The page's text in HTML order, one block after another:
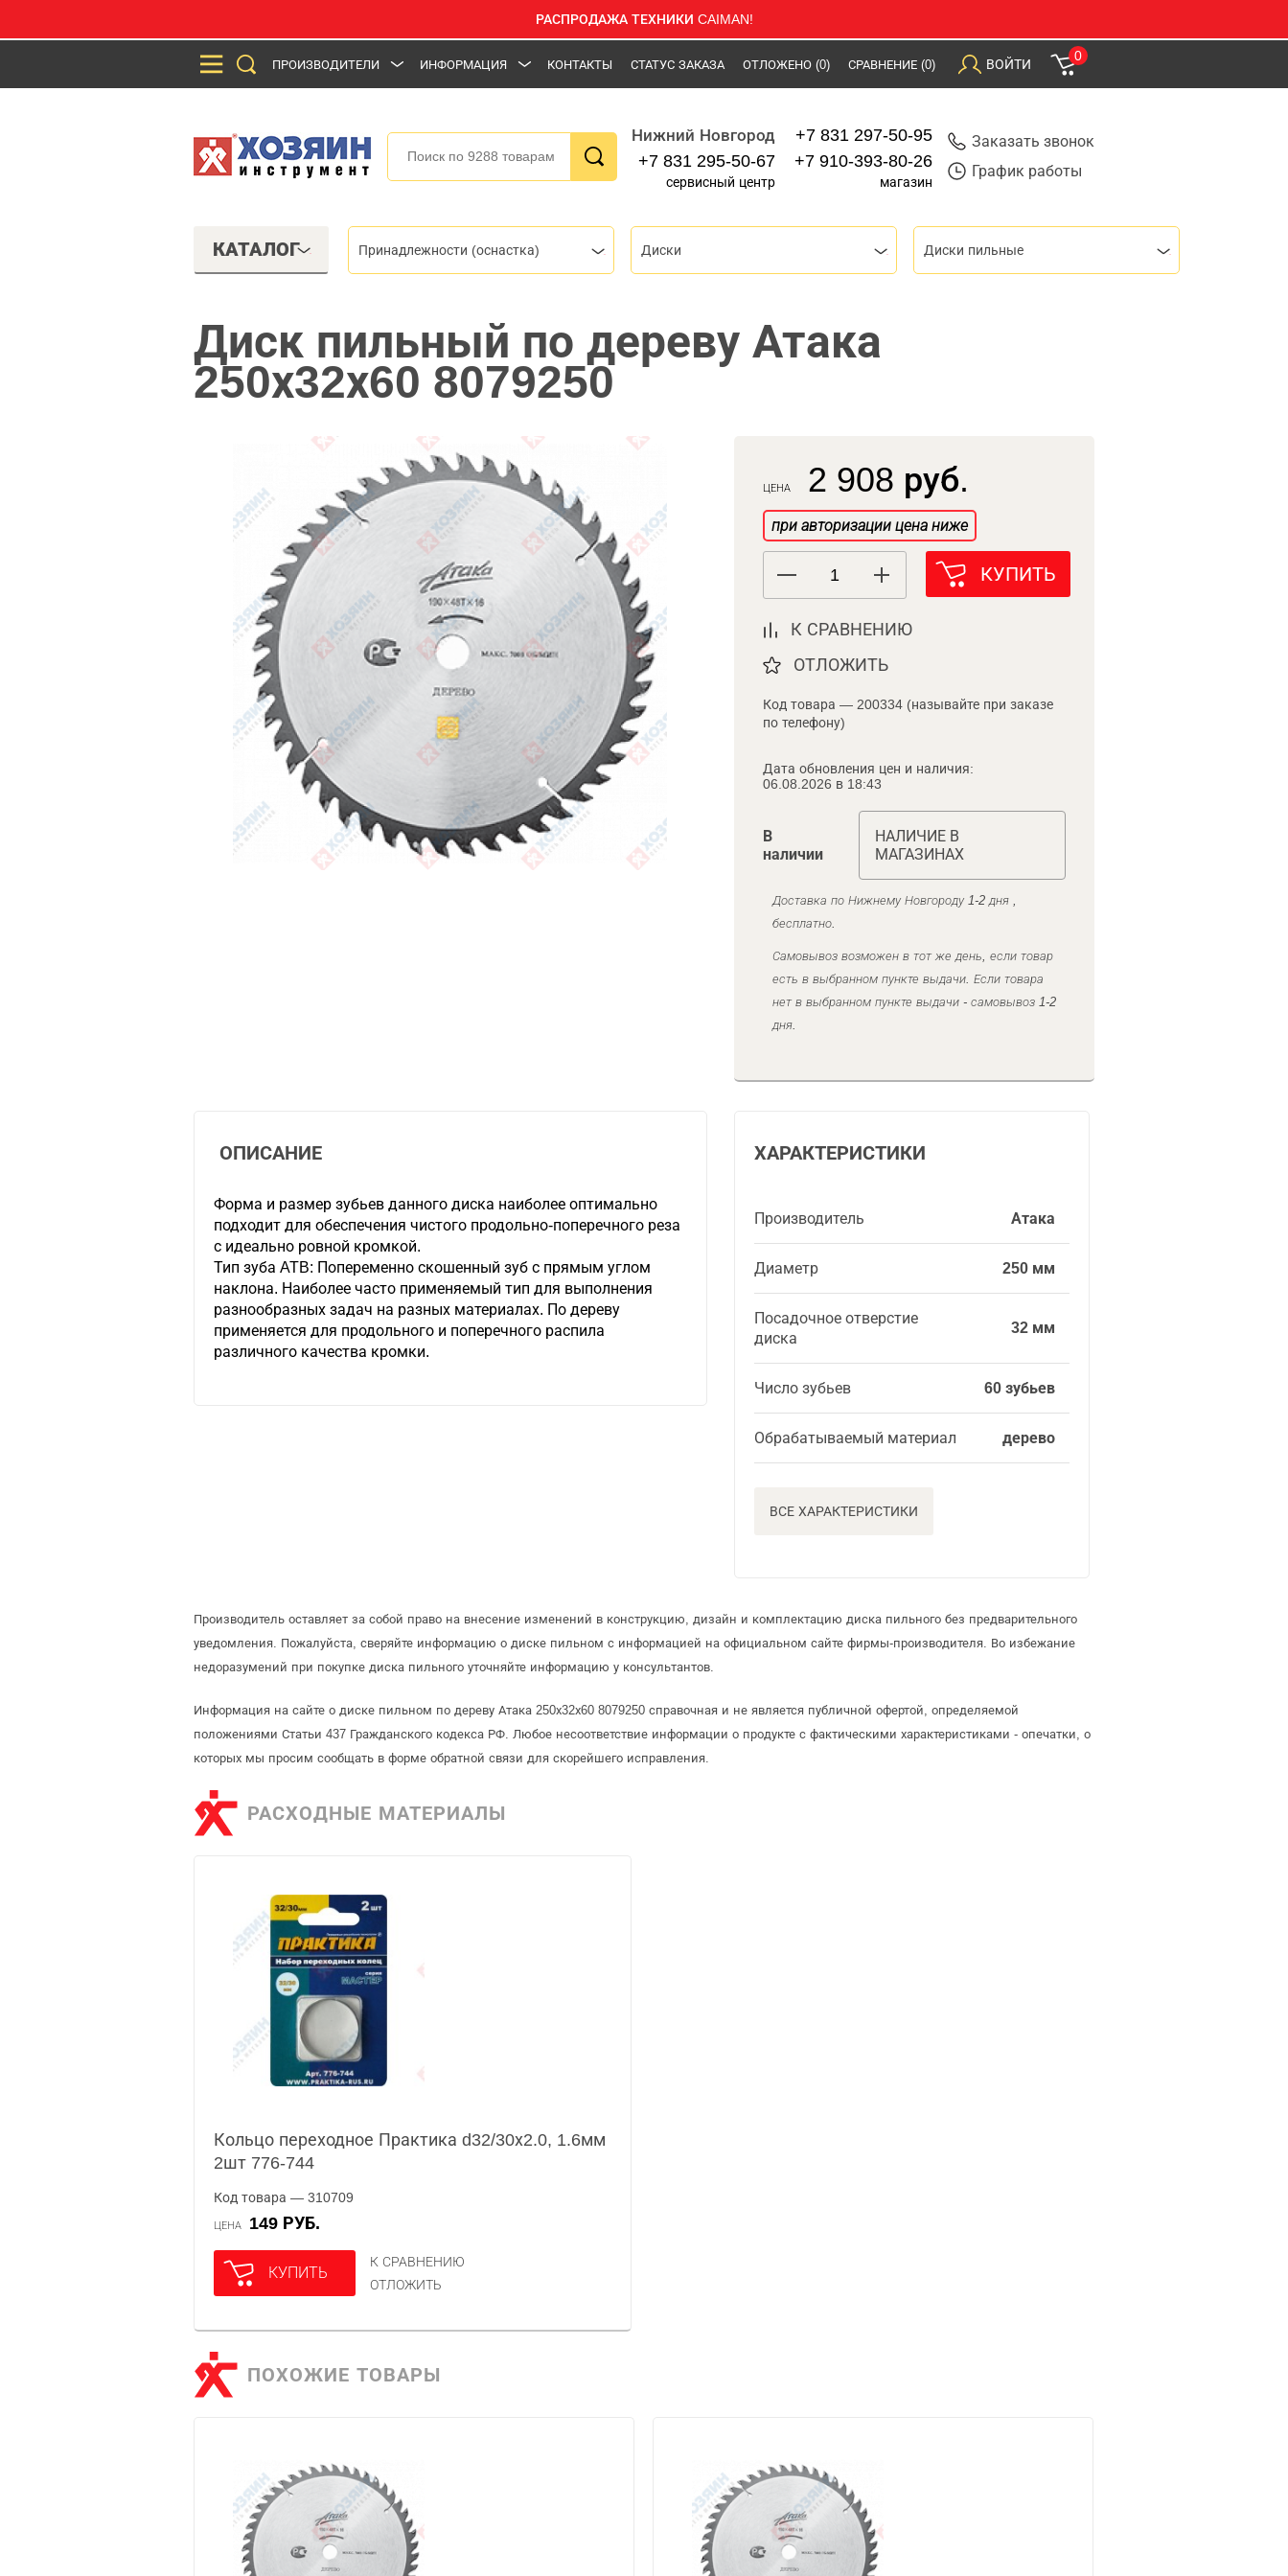
РАСПРОДАЖА ТЕХНИКИ CAIMAN!
ПРОИЗВОДИТЕЛИ ИНФОРМАЦИЯ КОНТАКТЫ СТАТУС ЗАКАЗА ОТЛОЖЕНО (0) СРАВНЕНИЕ (0) ВОЙТИ
0
Нижний Новгород
+7 831 295-50-67
сервисный центр
+7 831 297-50-95
+7 910-393-80-26
магазин
Заказать звонок
График работы
КАТАЛОГ Принадлежности (оснастка) Диски Диски пильные
Диск пильный по дереву Атака
250х32х60 8079250
ЦЕНА 2 908 руб.
при авторизации цена ниже
КУПИТЬ
К СРАВНЕНИЮ
ОТЛОЖИТЬ
Код товара — 200334 (называйте при заказе
по телефону)
Дата обновления цен и наличия:
06.08.2026 в 18:43
В
наличии
НАЛИЧИЕ В
МАГАЗИНАХ
Доставка по Нижнему Новгороду 1-2 дня ,
бесплатно.
Самовывоз возможен в тот же день, если товар
есть в выбранном пункте выдачи. Если товара
нет в выбранном пункте выдачи - самовывоз 1-2
дня.
ХАРАКТЕРИСТИКИ
Производитель Атака
Диаметр 250 мм
Посадочное отверстие
диска
32 мм
Число зубьев 60 зубьев
Обрабатываемый материал дерево
ВСЕ ХАРАКТЕРИСТИКИ
ОПИСАНИЕ
Форма и размер зубьев данного диска наиболее оптимально
подходит для обеспечения чистого продольно-поперечного реза
с идеально ровной кромкой.
Тип зуба ATB: Попеременно скошенный зуб с прямым углом
наклона. Наиболее часто применяемый тип для выполнения
разнообразных задач на разных материалах. По дереву
применяется для продольного и поперечного распила
различного качества кромки.
Производитель оставляет за собой право на внесение изменений в конструкцию, дизайн и комплектацию диска пильного без предварительного
уведомления. Пожалуйста, сверяйте информацию о диске пильном с информацией на официальном сайте фирмы-производителя. Во избежание
недоразумений при покупке диска пильного уточняйте информацию у консультантов.
Информация на сайте о диске пильном по дереву Атака 250х32х60 8079250 справочная и не является публичной офертой, определяемой
положениями Статьи 437 Гражданского кодекса РФ. Любое несоответствие информации о продукте с фактическими характеристиками - опечатки, о
которых мы просим сообщать в форме обратной связи для скорейшего исправления.
РАСХОДНЫЕ МАТЕРИАЛЫ
Кольцо переходное Практика d32/30х2.0, 1.6мм
2шт 776-744
Код товара — 310709
ЦЕНА 149 РУБ.
КУПИТЬ
К СРАВНЕНИЮ
ОТЛОЖИТЬ
ПОХОЖИЕ ТОВАРЫ